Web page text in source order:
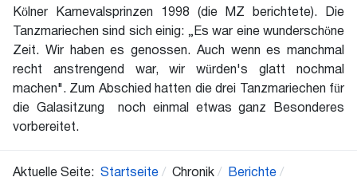
Kölner Karnevalsprinzen 1998 (die MZ berichtete). Die
Tanzmariechen sind sich einig: „Es war eine wunderschöne
Zeit. Wir haben es genossen. Auch wenn es manchmal
recht anstrengend war, wir würden's glatt nochmal
machen". Zum Abschied hatten die drei Tanzmariechen für
die Galasitzung noch einmal etwas ganz Besonderes
vorbereitet.
Aktuelle Seite: Startseite Chronik Berichte